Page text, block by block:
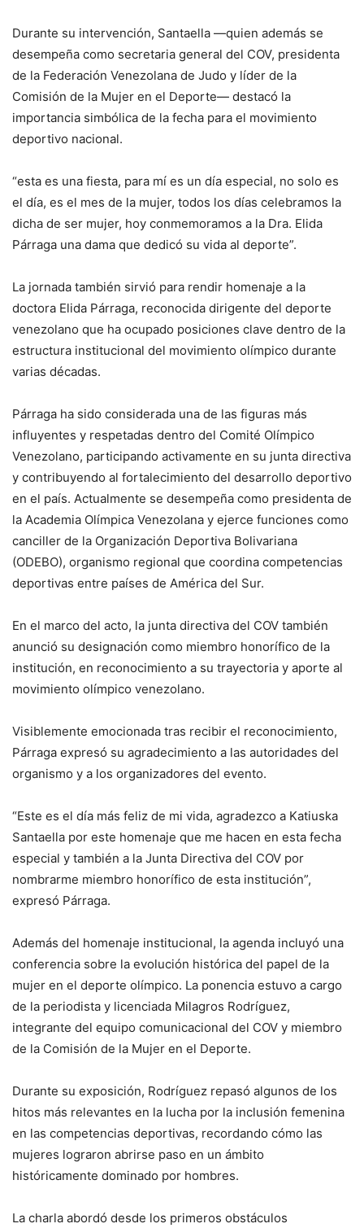
Durante su intervención, Santaella —quien además se
desempeña como secretaria general del COV, presidenta
de la Federación Venezolana de Judo y líder de la
Comisión de la Mujer en el Deporte— destacó la
importancia simbólica de la fecha para el movimiento
deportivo nacional.
“esta es una fiesta, para mí es un día especial, no solo es
el día, es el mes de la mujer, todos los días celebramos la
dicha de ser mujer, hoy conmemoramos a la Dra. Elida
Párraga una dama que dedicó su vida al deporte”.
La jornada también sirvió para rendir homenaje a la
doctora Elida Párraga, reconocida dirigente del deporte
venezolano que ha ocupado posiciones clave dentro de la
estructura institucional del movimiento olímpico durante
varias décadas.
Párraga ha sido considerada una de las figuras más
influyentes y respetadas dentro del Comité Olímpico
Venezolano, participando activamente en su junta directiva
y contribuyendo al fortalecimiento del desarrollo deportivo
en el país. Actualmente se desempeña como presidenta de
la Academia Olímpica Venezolana y ejerce funciones como
canciller de la Organización Deportiva Bolivariana
(ODEBO), organismo regional que coordina competencias
deportivas entre países de América del Sur.
En el marco del acto, la junta directiva del COV también
anunció su designación como miembro honorífico de la
institución, en reconocimiento a su trayectoria y aporte al
movimiento olímpico venezolano.
Visiblemente emocionada tras recibir el reconocimiento,
Párraga expresó su agradecimiento a las autoridades del
organismo y a los organizadores del evento.
“Este es el día más feliz de mi vida, agradezco a Katiuska
Santaella por este homenaje que me hacen en esta fecha
especial y también a la Junta Directiva del COV por
nombrarme miembro honorífico de esta institución”,
expresó Párraga.
Además del homenaje institucional, la agenda incluyó una
conferencia sobre la evolución histórica del papel de la
mujer en el deporte olímpico. La ponencia estuvo a cargo
de la periodista y licenciada Milagros Rodríguez,
integrante del equipo comunicacional del COV y miembro
de la Comisión de la Mujer en el Deporte.
Durante su exposición, Rodríguez repasó algunos de los
hitos más relevantes en la lucha por la inclusión femenina
en las competencias deportivas, recordando cómo las
mujeres lograron abrirse paso en un ámbito
históricamente dominado por hombres.
La charla abordó desde los primeros obstáculos